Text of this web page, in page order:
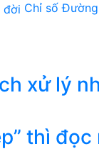
Chỉ số
xử lý
thì đọc